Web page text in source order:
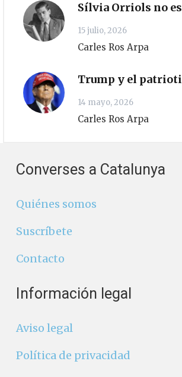
Sílvia Orriols no
15 julio, 2026
Carles Ros Arpa
Trump y el
14 mayo, 2026
Carles Ros Arpa
Converses a Catalunya
Quiénes somos
Suscríbete
Contacto
Información legal
Aviso legal
Política de privacidad